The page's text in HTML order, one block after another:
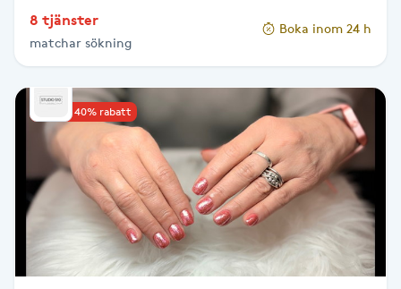
Hårborttagning
Hårförlängning
Hårvård
Hälsprickor
8 tjänster
matchar sökning
Boka inom 24 h
Upp till 40% rabatt